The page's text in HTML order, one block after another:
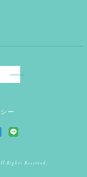
ー
Rights Reserved.